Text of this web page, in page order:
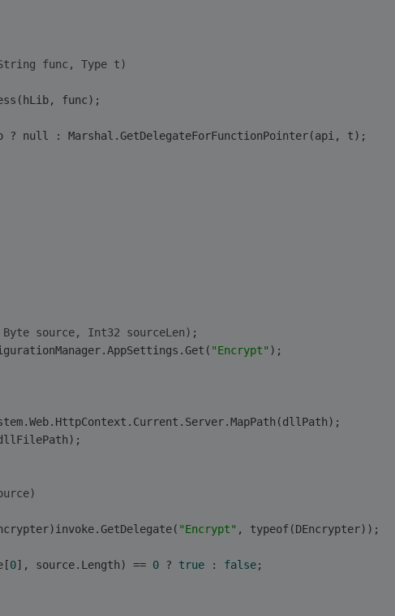
func, Type t)
func);
null : Marshal.GetDelegateForFunctionPointer(api, t);
source, Int32 sourceLen) ;
"Encrypt" );
"Encrypt" , typeof(DEncrypter));
0], source.Length) == 0 ? true : false;